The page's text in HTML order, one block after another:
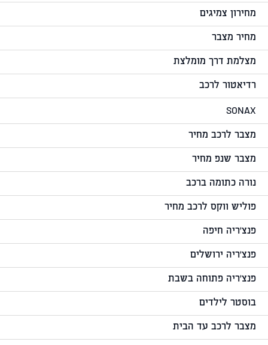
מחירון צמיגים
מחיר מצבר
מצלמת דרך מומלצת
רדיאטור לרכב
SONAX
מצבר לרכב מחיר
מצבר שנפ מחיר
נורה כתומה ברכב
פוליש ווקס לרכב מחיר
פנצ'ריה חיפה
פנצ'ריה ירושלים
פנצ'ריה פתוחה בשבת
בוסטר לילדים
מצבר לרכב עד הבית